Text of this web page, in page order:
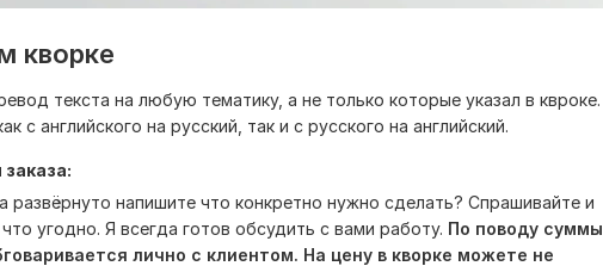
кворке
текста на любую тематику, а не только которые указал в квроке.
с английского на русский, так и с русского на английский.
развёрнуто напишите что конкретно нужно сделать? Спрашивайте и
угодно. Я всегда готов обсудить с вами работу. По поводу суммы
лично с клиентом. На цену в кворке можете не